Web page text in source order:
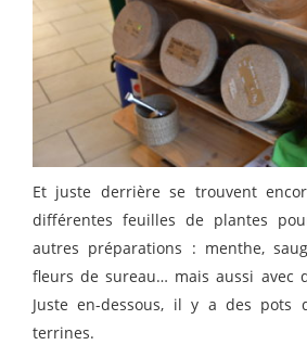
Et juste derrière se trouvent
différentes feuilles de plantes
autres préparations : menthe,
fleurs de sureau… mais aussi avec
Juste en-dessous, il y a des pots
terrines.